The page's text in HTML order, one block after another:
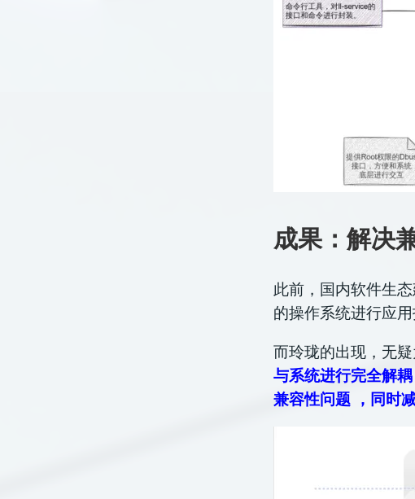
成果：解决
此前，国内软件生
的操作系统进行应
而玲珑的出现，无
与系统进行完全解
兼容性问题 ，同时